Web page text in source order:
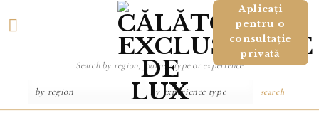
Aplicați
pentru o
consultație
privată
search